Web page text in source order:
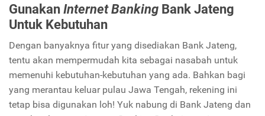
GunakanInternet Banking Bank Jateng
Untuk Kebutuhan
Dengan banyaknya fitur yang disediakan Bank Jateng,
tentu akan mempermudah kita sebagai nasabah untuk
memenuhi kebutuhan-kebutuhan yang ada. Bahkan bagi
yang merantau keluar pulau Jawa Tengah, rekening ini
tetap bisa digunakan loh! Yuk nabung di Bank Jateng dan